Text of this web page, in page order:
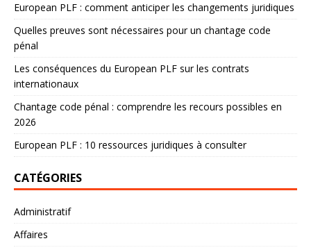
European PLF : comment anticiper les changements juridiques
Quelles preuves sont nécessaires pour un chantage code
pénal
Les conséquences du European PLF sur les contrats
internationaux
Chantage code pénal : comprendre les recours possibles en
2026
European PLF : 10 ressources juridiques à consulter
CATÉGORIES
Administratif
Affaires